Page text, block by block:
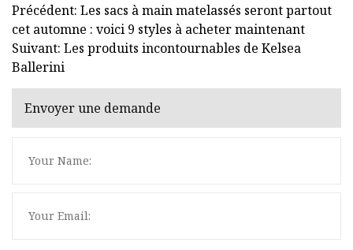
Précédent: Les sacs à main matelassés seront partout
cet automne : voici 9 styles à acheter maintenant
Suivant: Les produits incontournables de Kelsea
Ballerini
Envoyer une demande